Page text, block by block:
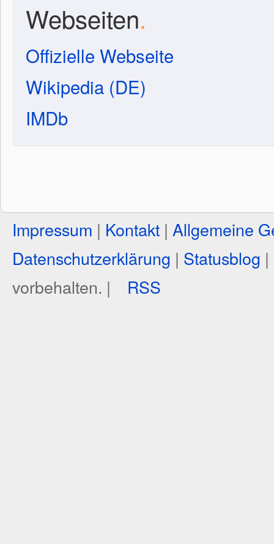
Webseiten.
Offizielle Webseite
Wikipedia (DE)
IMDb
Impressum | Kontakt | Allgemeine
Datenschutzerklärung | Statusblog |
vorbehalten. |
RSS